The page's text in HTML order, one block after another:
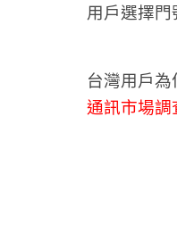
用戶選擇門
台灣用戶
通訊市場調